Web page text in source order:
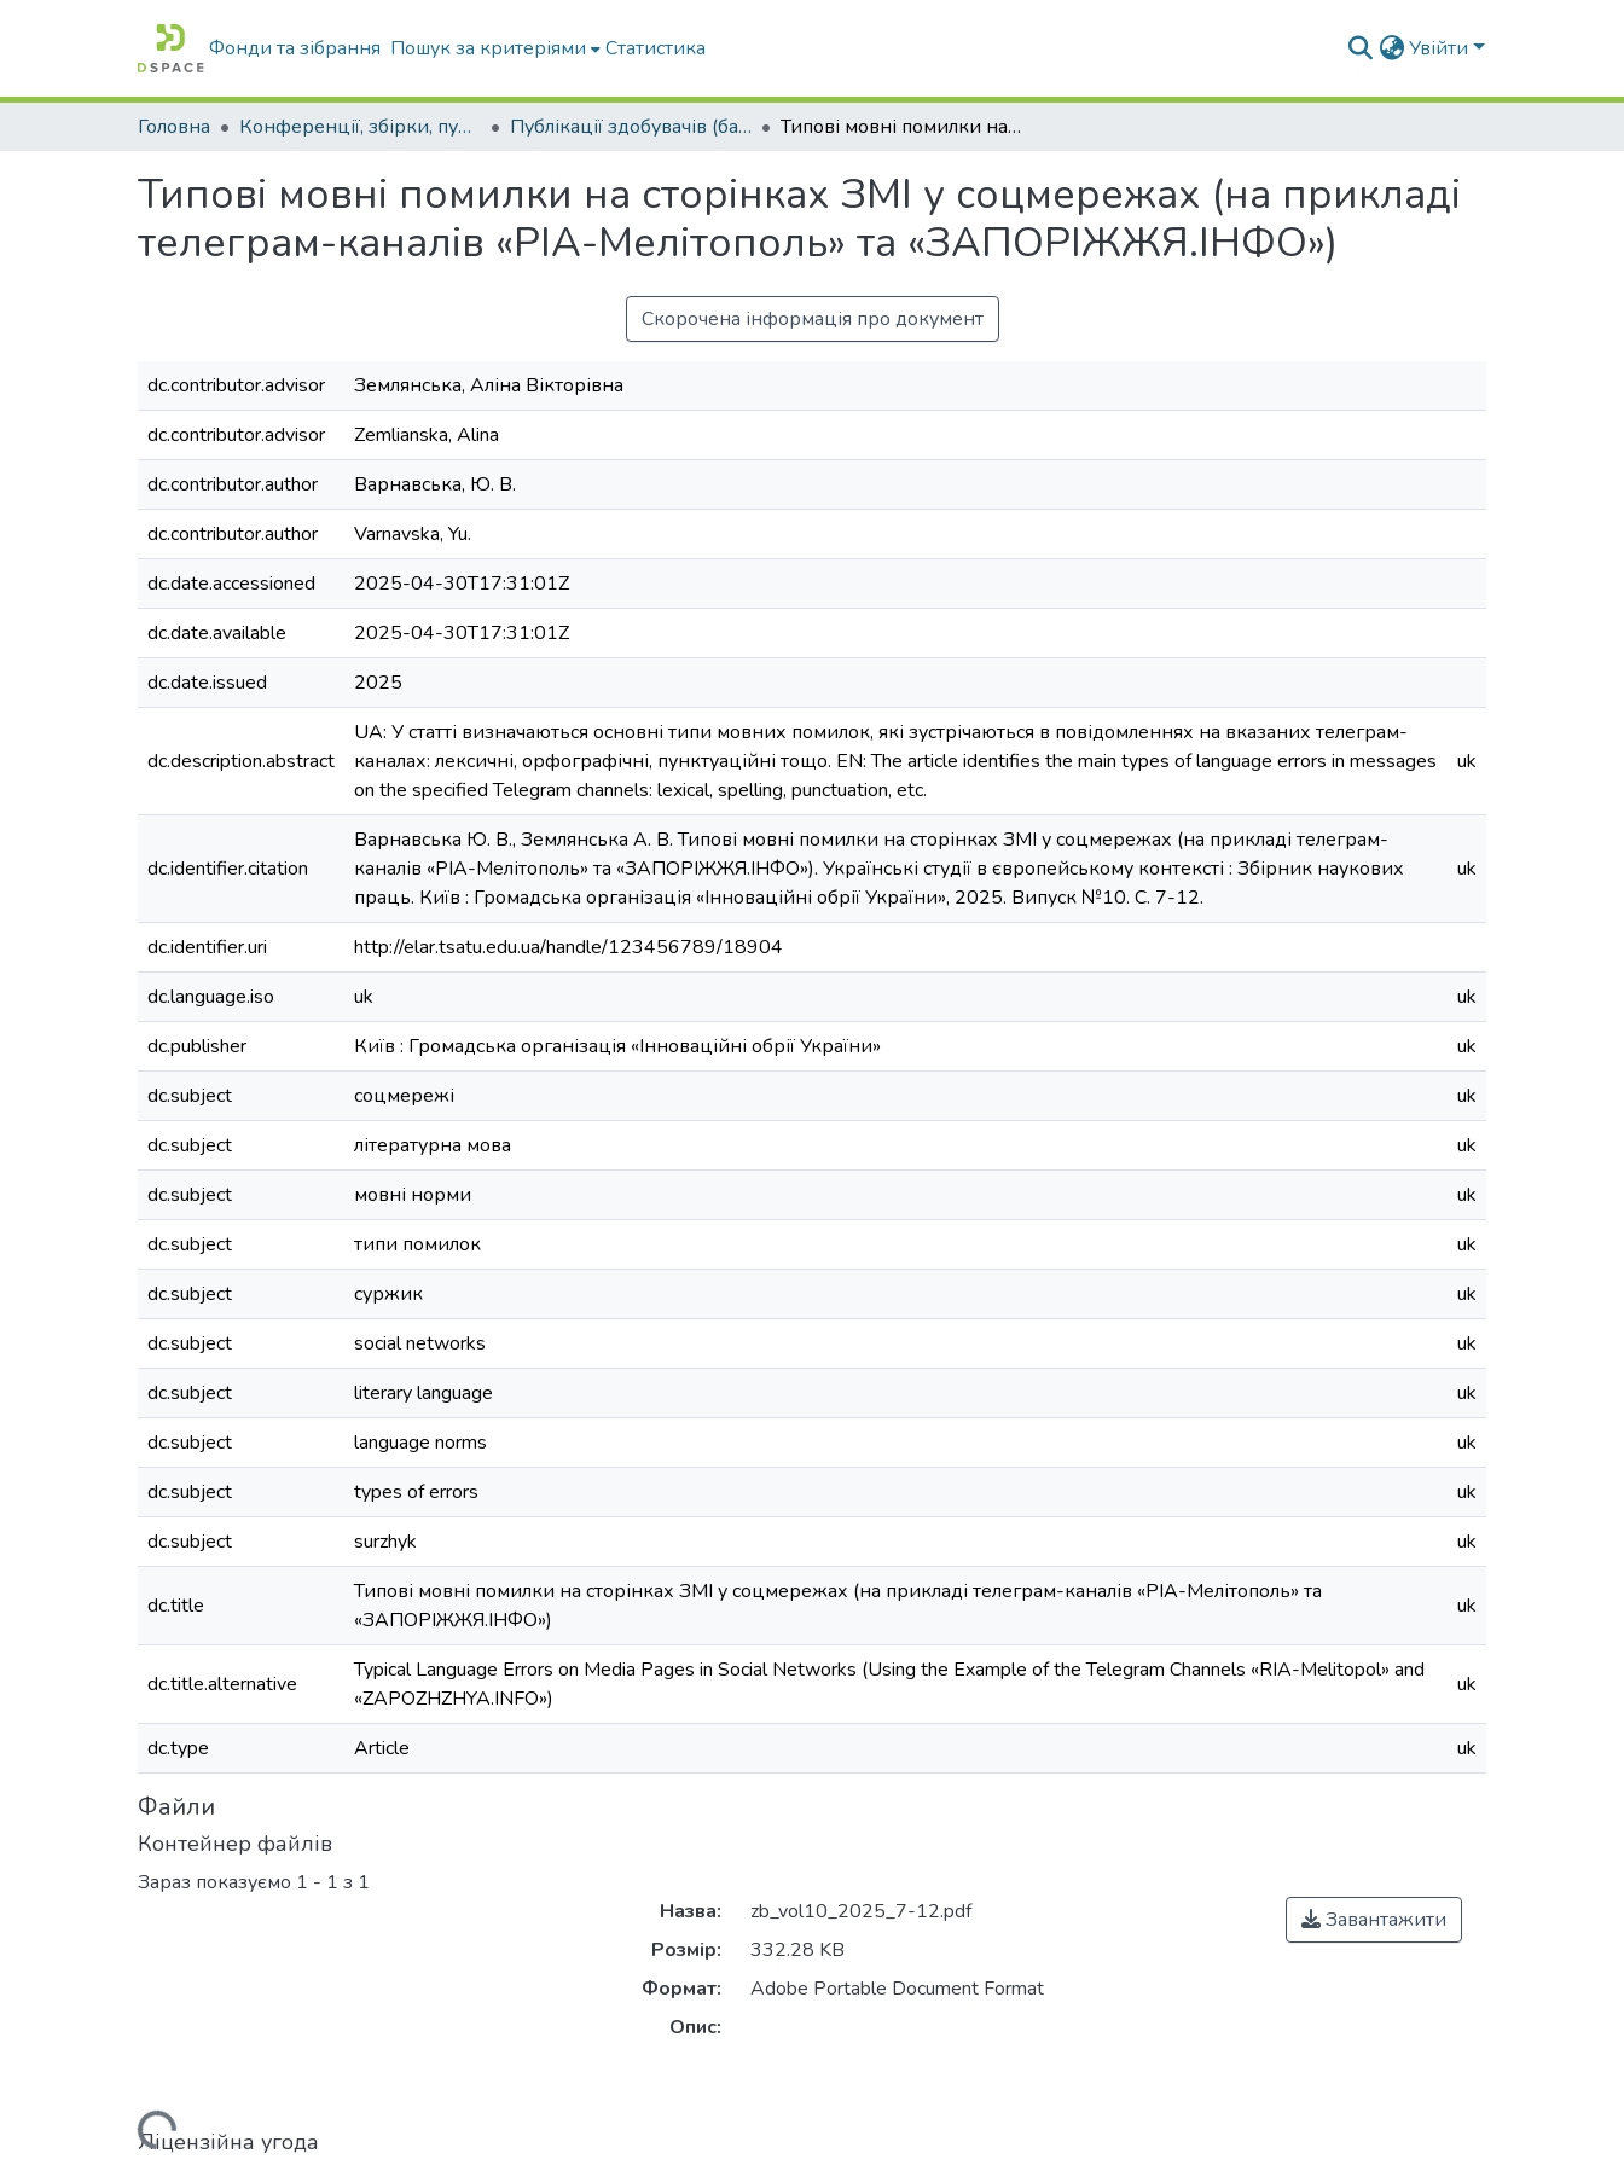
Фонди та зібрання Пошук за критеріями Статистика Увійти
Головна Конференції, збірки, публікації молодих вчених і здобувачів : магістрів, бакалаврів, аспірантів. Публікації здобувачів (бакалаврів. магістрів, аспірантів) Типові мовні помилки на сторінках ЗМІ у соцмережах (на прикладі телеграм-каналів «РІА-Мелітополь» та «ЗАПОРІЖЖЯ.ІНФО»)
Типові мовні помилки на сторінках ЗМІ у соцмережах (на прикладі
телеграм-каналів «РІА-Мелітополь» та «ЗАПОРІЖЖЯ.ІНФО»)
Скорочена інформація про документ
dc.contributor.advisor
Землянська, Аліна Вікторівна
dc.contributor.advisor
Zemlianska, Alina
dc.contributor.author
Варнавська, Ю. В.
dc.contributor.author
Varnavska, Yu.
dc.date.accessioned
2025-04-30T17:31:01Z
dc.date.available
2025-04-30T17:31:01Z
dc.date.issued
2025
dc.description.abstract
UA: У статті визначаються основні типи мовних помилок, які зустрічаються в повідомленнях на вказаних телеграм-
каналах: лексичні, орфографічні, пунктуаційні тощо. EN: The article identifies the main types of language errors in messages
on the specified Telegram channels: lexical, spelling, punctuation, etc.
uk
dc.identifier.citation
Варнавська Ю. В., Землянська А. В. Типові мовні помилки на сторінках ЗМІ у соцмережах (на прикладі телеграм-
каналів «РІА-Мелітополь» та «ЗАПОРІЖЖЯ.ІНФО»). Українські студії в європейському контексті : Збірник наукових
праць. Київ : Громадська організація «Інноваційні обрії України», 2025. Випуск №10. С. 7-12.
uk
dc.identifier.uri
http://elar.tsatu.edu.ua/handle/123456789/18904
dc.language.iso
uk
uk
dc.publisher
Київ : Громадська організація «Інноваційні обрії України»
uk
dc.subject
соцмережі
uk
dc.subject
літературна мова
uk
dc.subject
мовні норми
uk
dc.subject
типи помилок
uk
dc.subject
суржик
uk
dc.subject
social networks
uk
dc.subject
literary language
uk
dc.subject
language norms
uk
dc.subject
types of errors
uk
dc.subject
surzhyk uk
dc.title
Типові мовні помилки на сторінках ЗМІ у соцмережах (на прикладі телеграм-каналів «РІА-Мелітополь» та
«ЗАПОРІЖЖЯ.ІНФО»)
uk
dc.title.alternative
Typical Language Errors on Media Pages in Social Networks (Using the Example of the Telegram Channels «RIA-Melitopol» and
«ZAPOZHZHYA.INFO»)
uk
dc.type Article uk
Файли
Контейнер файлів
Зараз показуємо 1 - 1 з 1
Вантажиться...
Назва:
zb_vol10_2025_7-12.pdf
Розмір:
332.28 KB
Формат:
Adobe Portable Document Format
Опис:
Завантажити
Ліцензійна угода